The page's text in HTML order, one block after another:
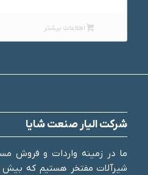
اطلاعات بیشتر
شرکت الیار صنعت شایا
ما در زمینه واردات و فروش
شیرآلات مفتخر هستیم که بیش